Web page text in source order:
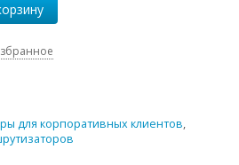
для корпоративных клиентов,